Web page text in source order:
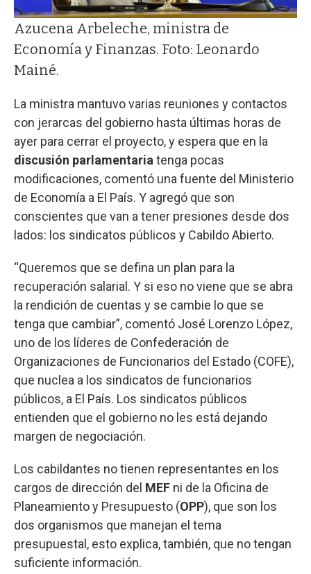
Azucena Arbeleche, ministra de
Economía y Finanzas. Foto: Leonardo
Mainé.
La ministra mantuvo varias reuniones y contactos
con jerarcas del gobierno hasta últimas horas de
ayer para cerrar el proyecto, y espera que en la
discusión parlamentaria tenga pocas
modificaciones, comentó una fuente del Ministerio
de Economía a El País. Y agregó que son
conscientes que van a tener presiones desde dos
lados: los sindicatos públicos y Cabildo Abierto.
“Queremos que se defina un plan para la
recuperación salarial. Y si eso no viene que se abra
la rendición de cuentas y se cambie lo que se
tenga que cambiar”, comentó José Lorenzo López,
uno de los líderes de Confederación de
Organizaciones de Funcionarios del Estado (COFE),
que nuclea a los sindicatos de funcionarios
públicos, a El País. Los sindicatos públicos
entienden que el gobierno no les está dejando
margen de negociación.
Los cabildantes no tienen representantes en los
cargos de dirección del MEF ni de la Oficina de
Planeamiento y Presupuesto (OPP), que son los
dos organismos que manejan el tema
presupuestal, esto explica, también, que no tengan
suficiente información.